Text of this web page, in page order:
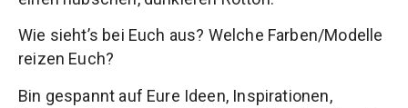
Wie sieht’s bei Euch aus? Welche Farben/Modelle
reizen Euch?
Bin gespannt auf Eure Ideen, Inspirationen,